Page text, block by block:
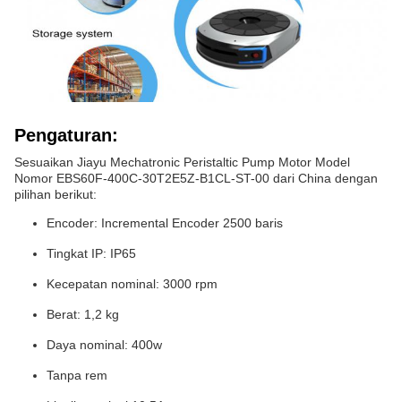
Pengaturan:
Sesuaikan Jiayu Mechatronic Peristaltic Pump Motor Model
Nomor EBS60F-400C-30T2E5Z-B1CL-ST-00 dari China dengan
pilihan berikut:
Encoder: Incremental Encoder 2500 baris
Tingkat IP: IP65
Kecepatan nominal: 3000 rpm
Berat: 1,2 kg
Daya nominal: 400w
Tanpa rem